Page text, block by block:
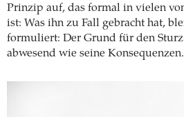
Prinzip auf, das formal in vielen
ist: Was ihn zu Fall gebracht hat,
formuliert: Der Grund für den
abwesend wie seine Konsequenzen.